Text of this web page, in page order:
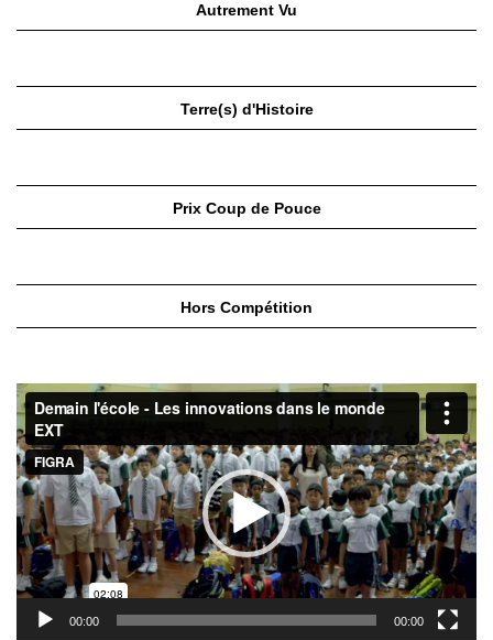
Autrement Vu
Terre(s) d'Histoire
Prix Coup de Pouce
Hors Compétition
Lecteur
vidéo
00:00 00:00